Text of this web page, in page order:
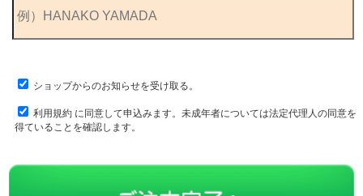
ショップからのお知らせを受け取る。
利用規約に同意して申込みます。未成年者については法定代理人の同意を
得ていることを確認します。